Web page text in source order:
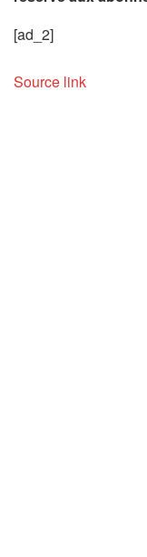
[ad_2]
Source link